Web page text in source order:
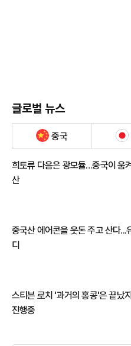
글로벌 뉴스
중국
희토류 다음은 광모듈…중국이 움
산
중국산 에어콘을 웃돈 주고 산다...
디
스티븐 로치 '과거의 홍콩'은 끝났
진행중